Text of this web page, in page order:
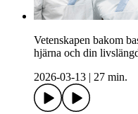
Vetenskapen bakom
hjärna och din
2026-03-13
27 min.